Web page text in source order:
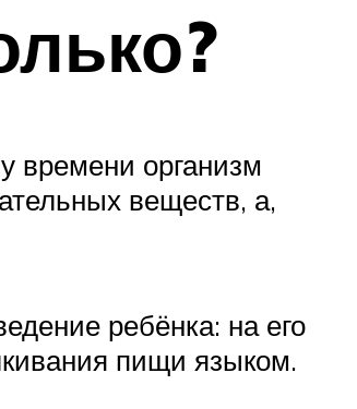
времени организм
веществ, а,
ребёнка: на его
пищи языком.